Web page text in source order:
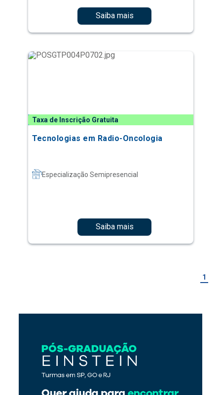
Saiba mais
Taxa de Inscrição Gratuita
Tecnologias em Radio-Oncologia
Especialização Semipresencial
Saiba mais
1